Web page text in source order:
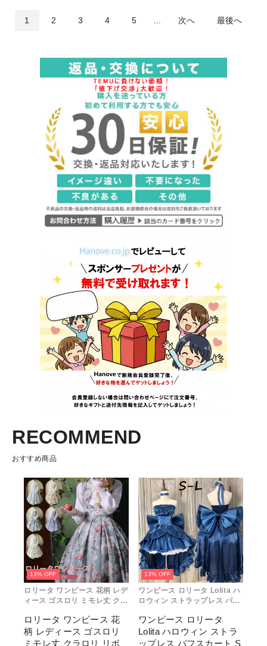
1 2 3 4 5 次へ 最後へ
RECOMMEND
おすすめ商品
13% OFF
ロリータ ワンピース 花柄 レデ
ィース ゴスロリ ミモレ丈 クラ
ウエスト ロリィタファッショ
ン レトロ風 クラシカル 上品
かわいい 日常着 通勤 お出かけ
ロリータ ワンピース 花
柄 レディース ゴスロリ
ミモレ丈 クラロリ リボ
13% OFF
ワンピース ロリータ Lolita ハ
ロウィン ストラップレス パフ
プレ パーティー プレゼント レ
ディース コスチューム プリン
セス ロマンティック ブル ドレ
ワンピース ロリータ
Lolita ハロウィン ストラ
ップレス パフスカート S